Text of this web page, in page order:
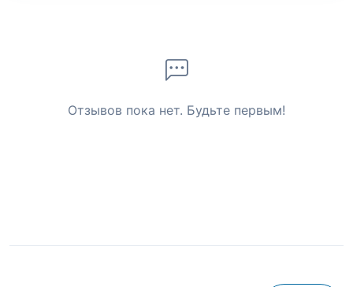
Отзывов пока нет. Будьте первым!